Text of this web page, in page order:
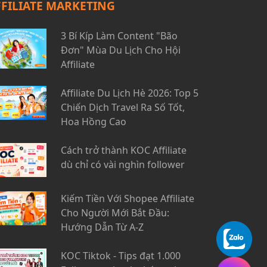
MARKETING
3 Bí Kíp Làm Content "Bão
Đơn" Mùa Du Lịch Cho Hội
Affiliate
Affiliate Du Lịch Hè 2026: Top 5
Chiến Dịch Travel Ra Số Tốt,
Hoa Hồng Cao
Cách trở thành KOC Affiliate
dù chỉ có vài nghìn follower
Kiếm Tiền Với Shopee Affiliate
Cho Người Mới Bắt Đầu:
Hướng Dẫn Từ A-Z
KOC Tiktok - Tips đạt 1.000